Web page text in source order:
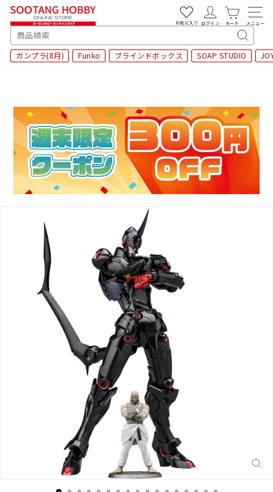
SEARCH
キ
ー
検
索
ガンプラ(8月) Funko ブラインドボックス SOAP STUDIO
お気に入り ログイン カート メニュー